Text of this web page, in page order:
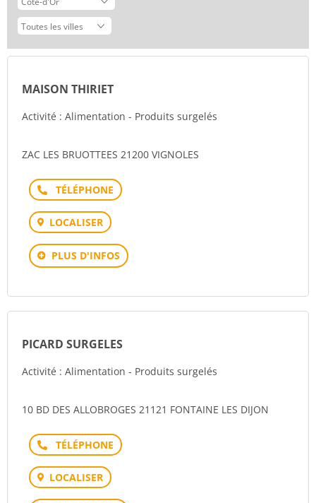
MAISON THIRIET
Activité : Alimentation - Produits surgelés
ZAC LES BRUOTTEES 21200 VIGNOLES
Téléphone
LOCALISER
PLUS D'INFOS
PICARD SURGELES
Activité : Alimentation - Produits surgelés
10 BD DES ALLOBROGES 21121 FONTAINE LES DIJON
Téléphone
LOCALISER